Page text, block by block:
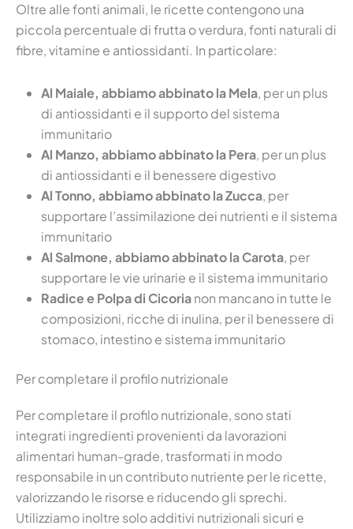
Oltre alle fonti animali, le ricette contengono una
piccola percentuale di frutta o verdura, fonti naturali di
fibre, vitamine e antiossidanti. In particolare:
Al Maiale, abbiamo abbinato la Mela, per un plus
di antiossidanti e il supporto del sistema
immunitario
Al Manzo, abbiamo abbinato la Pera, per un plus
di antiossidanti e il benessere digestivo
Al Tonno, abbiamo abbinato la Zucca, per
supportare l’assimilazione dei nutrienti e il sistema
immunitario
Al Salmone, abbiamo abbinato la Carota, per
supportare le vie urinarie e il sistema immunitario
Radice e Polpa di Cicorianon mancano in tutte le
composizioni, ricche di inulina, per il benessere di
stomaco, intestino e sistema immunitario
Per completare il profilo nutrizionale
Per completare il profilo nutrizionale, sono stati
integrati ingredienti provenienti da lavorazioni
alimentari human-grade, trasformati in modo
responsabile in un contributo nutriente per le ricette,
valorizzando le risorse e riducendo gli sprechi.
Utilizziamo inoltre solo additivi nutrizionali sicuri e